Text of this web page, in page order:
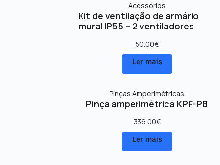
Acessórios
Kit de ventilação de armário
mural IP55 – 2 ventiladores
50.00€
Ler mais
Pinças Amperimétricas
Pinça amperimétrica KPF-PB
336.00€
Ler mais